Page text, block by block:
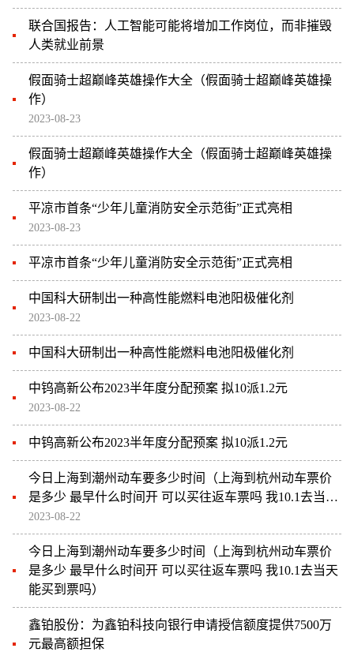
联合国报告：人工智能可能将增加工作岗位，而非摧毁
人类就业前景
假面骑士超巅峰英雄操作大全（假面骑士超巅峰英雄操
作）
2023-08-23
假面骑士超巅峰英雄操作大全（假面骑士超巅峰英雄操
作）
平凉市首条“少年儿童消防安全示范街”正式亮相
2023-08-23
平凉市首条“少年儿童消防安全示范街”正式亮相
中国科大研制出一种高性能燃料电池阳极催化剂
2023-08-22
中国科大研制出一种高性能燃料电池阳极催化剂
中钨高新公布2023半年度分配预案 拟10派1.2元
2023-08-22
中钨高新公布2023半年度分配预案 拟10派1.2元
今日上海到潮州动车要多少时间（上海到杭州动车票价
是多少 最早什么时间开 可以买往返车票吗 我10.1去当天
能买到票吗）
2023-08-22
今日上海到潮州动车要多少时间（上海到杭州动车票价
是多少 最早什么时间开 可以买往返车票吗 我10.1去当天
能买到票吗）
鑫铂股份：为鑫铂科技向银行申请授信额度提供7500万
元最高额担保